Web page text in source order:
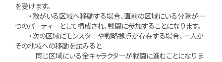
を受けます。
・敵がいる区域へ移動する場合、直前の区域にいる分隊が一
つのパーティーとして構成され、戦闘に参加することになります。
・次の区域にモンスターや戦略拠点が存在する場合、一人が
その地域への移動を試みると
同じ区域にいる全キャラクターが戦闘に進むことになりま